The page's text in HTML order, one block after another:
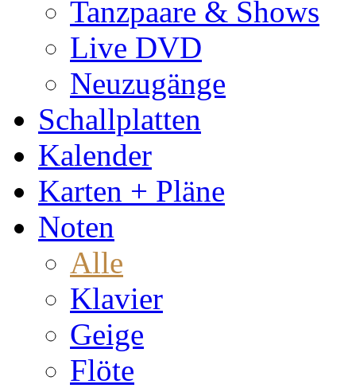
Tanzpaare & Shows
Live DVD
Neuzugänge
Schallplatten
Kalender
Karten + Pläne
Noten
Alle
Klavier
Geige
Flöte